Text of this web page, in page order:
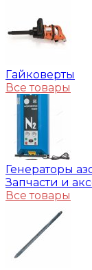
Гайковерты
Все товары
Генераторы
Запчасти и
Все товары